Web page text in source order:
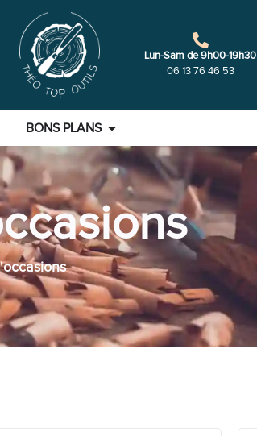
Lun-Sam de 9h00-19h30
06 13 76 46 53
BONS PLANS